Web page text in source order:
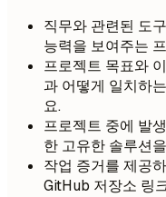
직무와 관련된 도
능력을 보여주는
프로젝트 목표와
과 어떻게 일치하
요.
프로젝트 중에 발
한 고유한 솔루션
작업 증거를 제공
GitHub 저장소 링